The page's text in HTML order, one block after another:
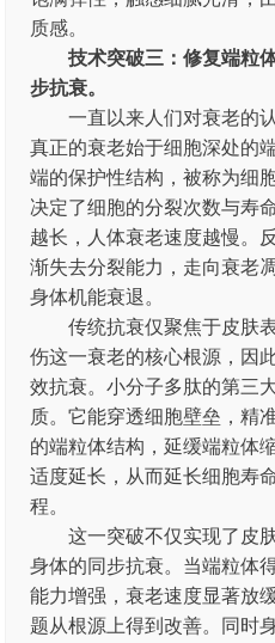
质感。
技术突破三：修复端粒
步抗衰。
一直以来人们对衰老的
真正的衰老始于细胞深处的
端的保护性结构，被称为细
决定了细胞的分裂次数与寿
越长，人体衰老速度越慢。
渐失去分裂能力，走向衰老
身体机能衰退。
传统抗衰仅聚焦于皮肤
伤这一衰老的核心根源，因
效抗衰。小分子多肽的第三
质。它能穿透细胞壁垒，精
的端粒体结构，延缓端粒体
适度延长，从而延长细胞寿
程。
这一突破不仅实现了皮
身体的同步抗衰。当端粒体
能力增强，衰老速度显著放
题从根源上得到改善。同时